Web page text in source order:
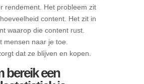
rendement. Het probleem zit
content. Het zit in
waarop die content rust.
mensen naar je toe.
dat ze blijven en kopen.
bereik een